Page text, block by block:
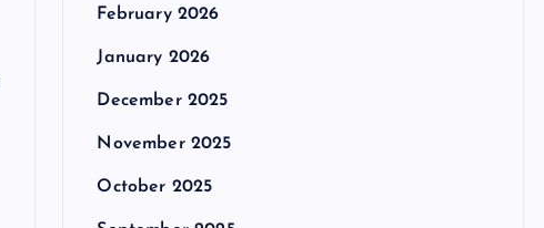
February 2026
January 2026
December 2025
November 2025
October 2025